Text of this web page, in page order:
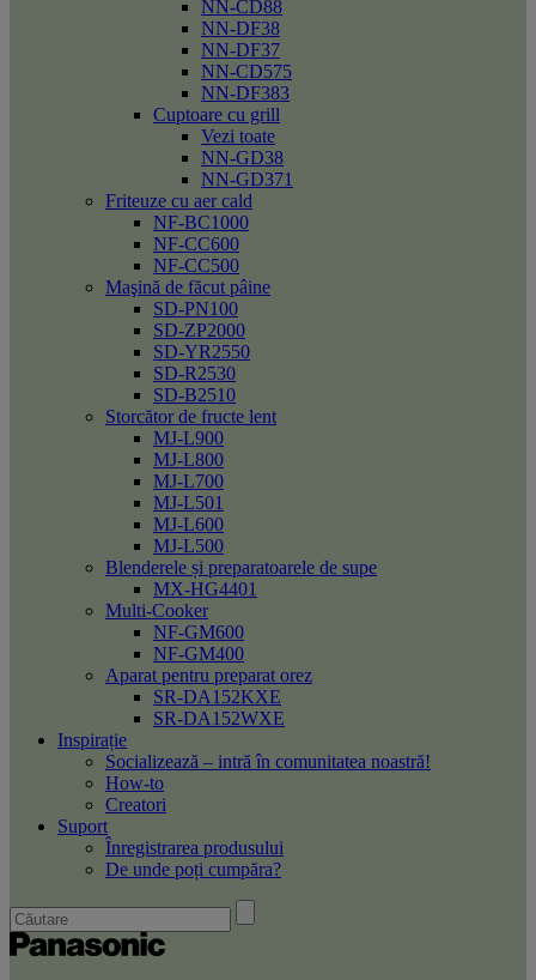
NN-CD88
NN-DF38
NN-DF37
NN-CD575
NN-DF383
Cuptoare cu grill
Vezi toate
NN-GD38
NN-GD371
Friteuze cu aer cald
NF-BC1000
NF-CC600
NF-CC500
Maşină de făcut pâine
SD-PN100
SD-ZP2000
SD-YR2550
SD-R2530
SD-B2510
Storcător de fructe lent
MJ-L900
MJ-L800
MJ-L700
MJ-L501
MJ-L600
MJ-L500
Blenderele și preparatoarele de supe
MX-HG4401
Multi-Cooker
NF-GM600
NF-GM400
Aparat pentru preparat orez
SR-DA152KXE
SR-DA152WXE
Inspirație
Socializează – intră în comunitatea noastră!
How-to
Creatori
Suport
Înregistrarea produsului
De unde poți cumpăra?